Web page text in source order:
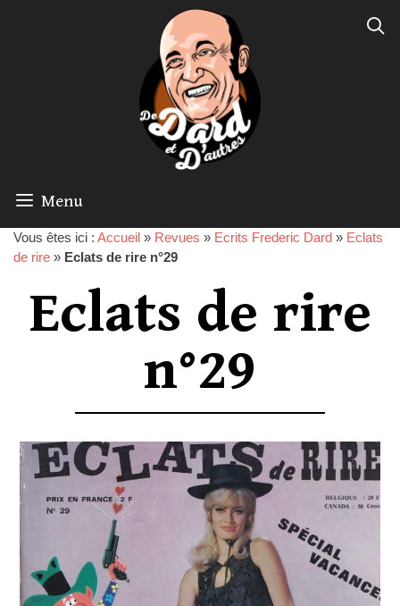
Menu
Vous êtes ici : Accueil » Revues » Ecrits Frederic Dard » Eclats
de rire » Eclats de rire n°29
Eclats de rire
n°29